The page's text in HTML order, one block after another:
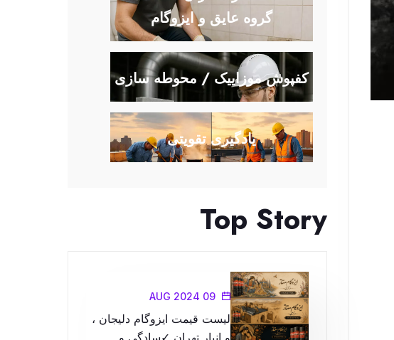
گروه عایق و ایزوگام
کفپوش موزاییک / محوطه سازی
یادگیری تقویتی
Top Story
09 AUG 2024
لیست قیمت ایزوگام دلیجان ،